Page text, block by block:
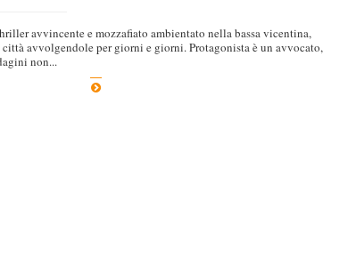
avvincente e mozzafiato ambientato nella bassa vicentina,
avvolgendole per giorni e giorni. Protagonista è un avvocato,
non...